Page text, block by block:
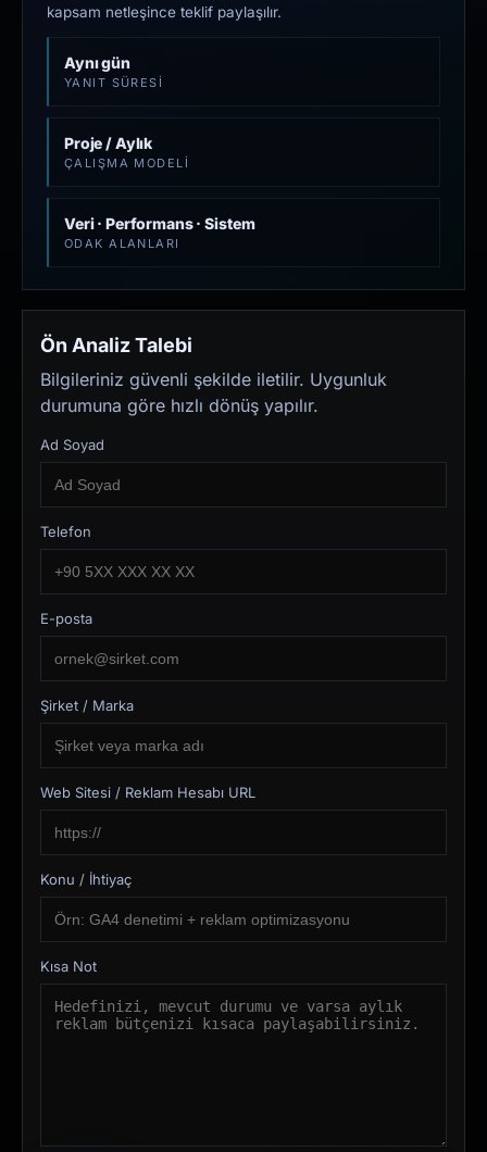
kapsam netleşince teklif paylaşılır.
Aynı gün
YANIT SÜRESI
Proje / Aylık
ÇALIŞMA MODELI
Veri · Performans · Sistem
ODAK ALANLARI
Ön Analiz Talebi
Bilgileriniz güvenli şekilde iletilir. Uygunluk
durumuna göre hızlı dönüş yapılır.
Ad Soyad
Telefon
E-posta
Şirket / Marka
Web Sitesi / Reklam Hesabı URL
Konu / İhtiyaç
Kısa Not